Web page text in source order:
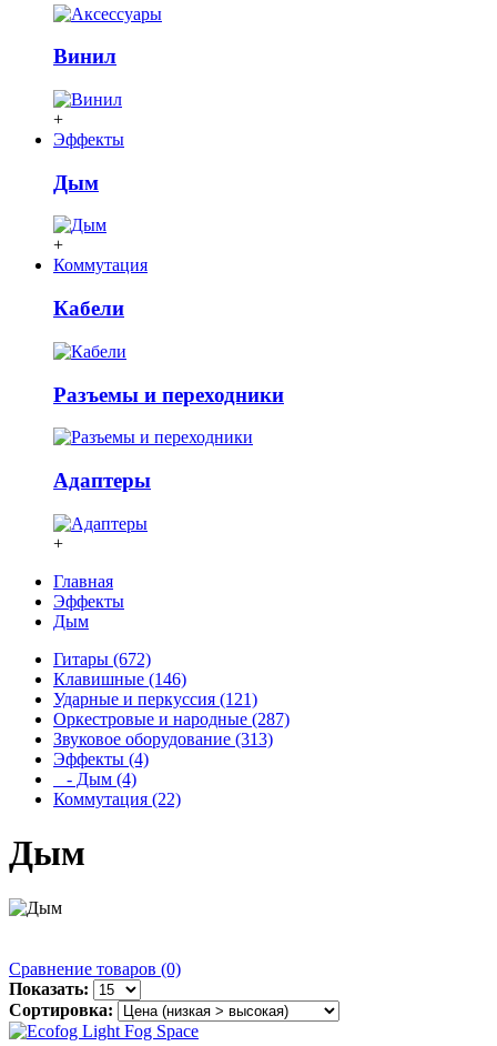
Винил
+
Эффекты
Дым
+
Коммутация
Кабели
Разъемы и переходники
Адаптеры
+
Главная
Эффекты
Дым
Гитары (672)
Клавишные (146)
Ударные и перкуссия (121)
Оркестровые и народные (287)
Звуковое оборудование (313)
Эффекты (4)
- Дым (4)
Коммутация (22)
Дым
Сравнение товаров (0)
Показать:
Сортировка: